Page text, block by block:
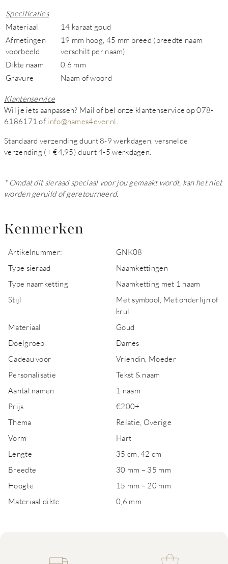
Specificaties
Materiaal
14 karaat goud
Afmetingen
voorbeeld
19 mm hoog, 45 mm breed (breedte naam
verschilt per naam)
Dikte naam
0,6 mm
Gravure
Naam of woord
Klantenservice
Wil je iets aanpassen? Mail of bel onze klantenservice op 078-
6186171 of info@names4ever.nl
Standaard verzending duurt 8-9 werkdagen, versnelde
verzending (+ €4,95) duurt 4-5 werkdagen.
* Omdat dit sieraad speciaal voor jou gemaakt wordt, kan het niet
worden geruild of geretourneerd.
Kenmerken
Artikelnummer:
GNK08
Type sieraad
Naamkettingen
Type naamketting
Naamketting met 1 naam
Stijl
Met symbool, Met onderlijn of
krul
Materiaal
Goud
Doelgroep
Dames
Cadeau voor
Vriendin, Moeder
Personalisatie
Tekst & naam
Aantal namen
1 naam
Prijs
€200+
Thema
Relatie, Overige
Vorm
Hart
Lengte
35 cm, 42 cm
Breedte
30 mm – 35 mm
Hoogte
15 mm – 20 mm
Materiaal dikte
0,6 mm